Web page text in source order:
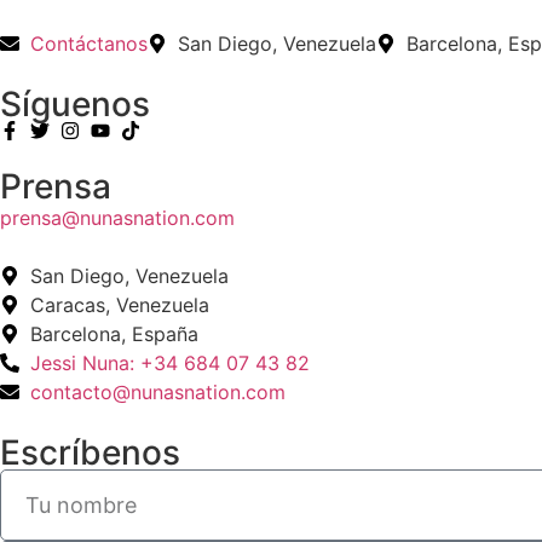
Contáctanos San Diego, Venezuela Barcelona,
Síguenos
Prensa
prensa@nunasnation.com
San Diego, Venezuela
Caracas, Venezuela
Barcelona, España
Jessi Nuna: +34 684 07 43 82
contacto@nunasnation.com
Escríbenos